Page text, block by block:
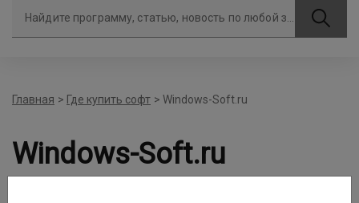
Главная > Где купить софт > Windows-Soft.ru
Windows-Soft.ru